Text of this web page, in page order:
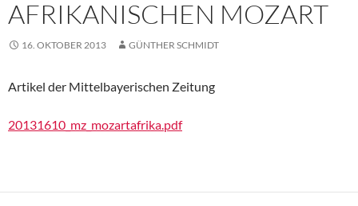
AFRIKANISCHEN MOZART
16. OKTOBER 2013 GÜNTHER SCHMIDT
Artikel der Mittelbayerischen Zeitung
20131610_mz_mozartafrika.pdf